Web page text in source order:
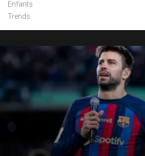
Enfants
Trends